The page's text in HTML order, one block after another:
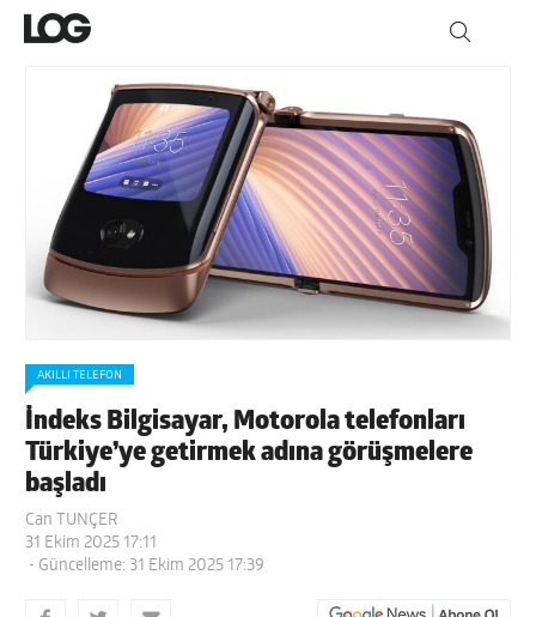
AKILLI TELEFON
İndeks Bilgisayar, Motorola telefonları
Türkiye’ye getirmek adına görüşmelere
başladı
Can TUNÇER
31 Ekim 2025 17:11
- Güncelleme: 31 Ekim 2025 17:39